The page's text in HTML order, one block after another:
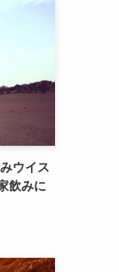
ウイス
飲みに